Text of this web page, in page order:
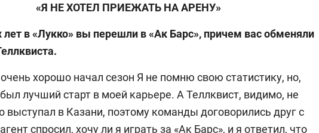
«Я НЕ ХОТЕЛ ПРИЕЖАТЬ НА АРЕНУ»
лет в «Лукко» вы перешли в «Ак Барс», причем вас обменяли
хорошо начал сезон Я не помню свою статистику, но,
лучший старт в моей карьере. А Теллквист, видимо, не
выступал в Казани, поэтому команды договорились друг с
спросил, хочу ли я играть за «Ак Барс», и я ответил, что